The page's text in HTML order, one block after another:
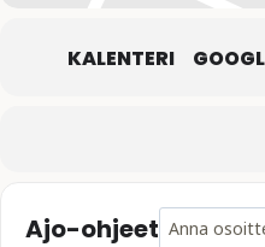
KALENTERI
Ajo-ohjeet Address -